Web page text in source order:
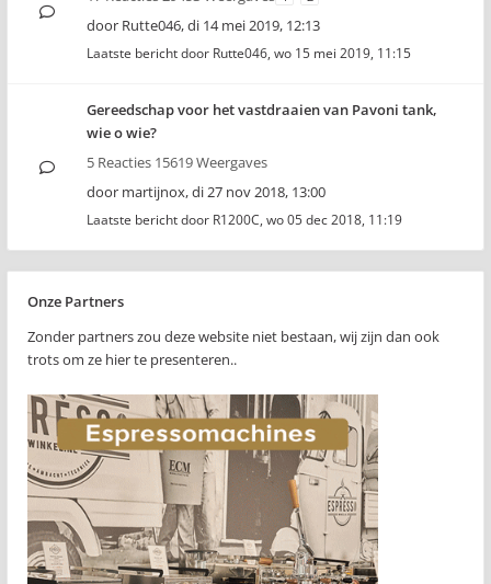
door Rutte046,di 14 mei 2019, 12:13
Laatste bericht door Rutte046, wo 15 mei 2019, 11:15
Gereedschap voor het vastdraaien van Pavoni tank,
wie o wie?
5 Reacties 15619 Weergaves
door martijnox,di 27 nov 2018, 13:00
Laatste bericht door R1200C, wo 05 dec 2018, 11:19
Onze Partners
Zonder partners zou deze website niet bestaan, wij zijn dan ook
trots om ze hier te presenteren..